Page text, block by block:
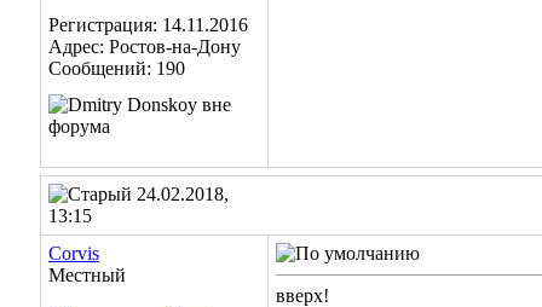
Регистрация: 14.11.2016
Адрес: Ростов-на-Дону
Сообщений: 190
24.02.2018,
13:15
Corvis
Местный
вверх!